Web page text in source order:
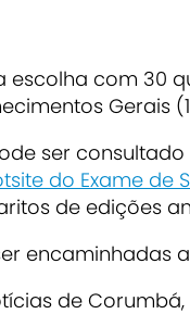
com 30
Gerais
ser
do Exame de
de edições
encaminhadas
de